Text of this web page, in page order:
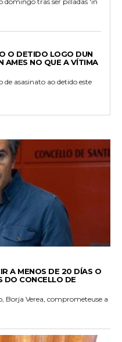
O DETIDO LOGO DUN
AMES NO QUE A VÍTIMA
asasinato ao detido este
A MENOS DE 20 DÍAS O
DO CONCELLO DE
Borja Verea, comprometeuse a